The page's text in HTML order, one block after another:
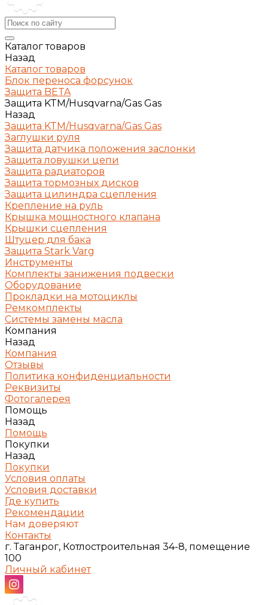
Каталог товаров
Назад
Каталог товаров
Блок переноса форсунок
Защита BETA
Защита KTM/Husqvarna/Gas Gas
Назад
Защита KTM/Husqvarna/Gas Gas
Заглушки руля
Защита датчика положения заслонки
Защита ловушки цепи
Защита радиаторов
Защита тормозных дисков
Защита цилиндра сцепления
Крепление на руль
Крышка мощностного клапана
Крышки сцепления
Штуцер для бака
Защита Stark Varg
Инструменты
Комплекты занижения подвески
Оборудование
Прокладки на мотоциклы
Ремкомплекты
Системы замены масла
Компания
Назад
Компания
Отзывы
Политика конфиденциальности
Реквизиты
Фотогалерея
Помощь
Назад
Помощь
Покупки
Назад
Покупки
Условия оплаты
Условия доставки
Где купить
Рекомендации
Нам доверяют
Контакты
г. Таганрог, Котлостроительная 34-8, помещение
100
Личный кабинет